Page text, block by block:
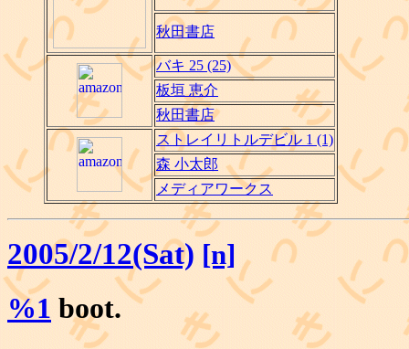
秋田書店
バキ 25 (25)
板垣 恵介
秋田書店
ストレイリトルデビル 1 (1)
森 小太郎
メディアワークス
2005/2/12(Sat) [n]
%1 boot.